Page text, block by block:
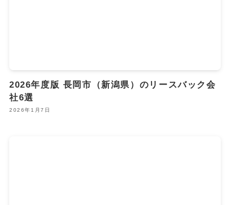
2026年度版 長岡市（新潟県）のリースバック会
社6選
2026年1月7日